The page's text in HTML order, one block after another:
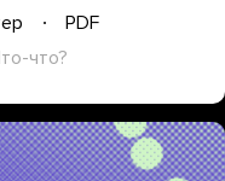
PDF
что?